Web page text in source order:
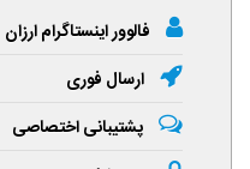
فالوور اینستاگرام ارزان
ارسال فوری
پشتیبانی اختصاصی